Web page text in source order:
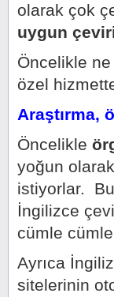
olarak çok
uygun
Öncelikle
özel
Araştırma,
Öncelikle
yoğun
istiyorlar.
İngilizce
cümle
Ayrıca
sitelerinin